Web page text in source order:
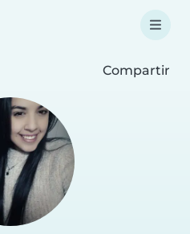
Compartir